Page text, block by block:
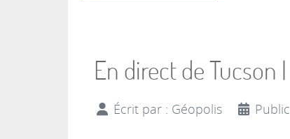
En direct de
Écrit par : Géopolis